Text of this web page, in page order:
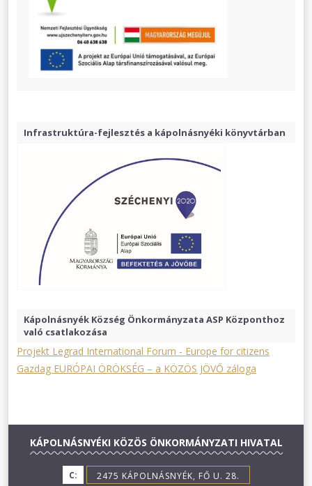
Infrastruktúra-fejlesztés a kápolnásnyéki könyvtárban
Kápolnásnyék Község Önkormányzata ASP Központhoz
való csatlakozása
Projekt Legrad International Forum - Europe for citizens
Gazdag EURÓPAI ÖRÖKSÉG – a KÖZÖS JÖVŐ záloga
KÁPOLNÁSNYÉKI KÖZÖS ÖNKORMÁNYZATI HIVATAL
C: 2475 KÁPOLNÁSNYÉK, FŐ U. 28.